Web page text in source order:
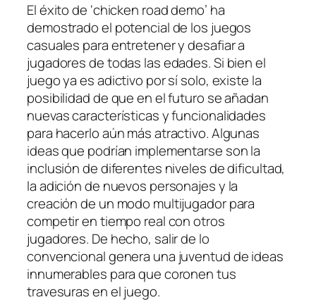
El éxito de ‘chicken road demo’ ha
demostrado el potencial de los juegos
casuales para entretener y desafiar a
jugadores de todas las edades. Si bien el
juego ya es adictivo por sí solo, existe la
posibilidad de que en el futuro se añadan
nuevas características y funcionalidades
para hacerlo aún más atractivo. Algunas
ideas que podrían implementarse son la
inclusión de diferentes niveles de dificultad,
la adición de nuevos personajes y la
creación de un modo multijugador para
competir en tiempo real con otros
jugadores. De hecho, salir de lo
convencional genera una juventud de ideas
innumerables para que coronen tus
travesuras en el juego.